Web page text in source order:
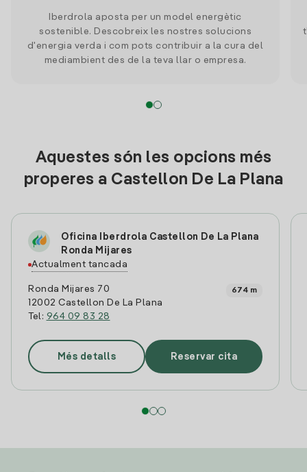
Iberdrola aposta per un model energètic
sostenible. Descobreix les nostres solucions
d'energia verda i com pots contribuir a la cura del
mediambient des de la teva llar o empresa.
Aquestes són les opcions més
properes a Castellon De La Plana
Oficina Iberdrola Castellon De La Plana
Ronda Mijares
Actualment tancada
Ronda Mijares 70
12002 Castellon De La Plana
Tel: 964 09 83 28
674 m
Més detalls Reservar cita